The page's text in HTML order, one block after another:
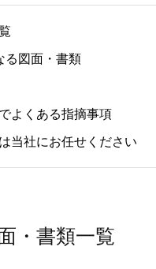
る図面・書類
よくある指摘事項
当社にお任せください
・書類一覧